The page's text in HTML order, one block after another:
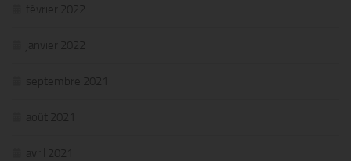
février 2022
janvier 2022
septembre 2021
août 2021
avril 2021